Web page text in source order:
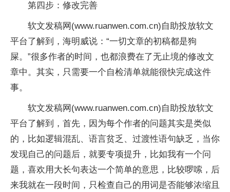
第四步：修改完善
软文发稿网(www.ruanwen.com.cn)自助投放软文
平台了解到，海明威说：“一切文章的初稿都是狗
屎。”很多作者的时间，也都浪费在了无止境的修改文
章中。其实，只需要一个自检清单就能很快完成这件
事。
软文发稿网(www.ruanwen.com.cn)自助投放软文
平台了解到，首先，因为每个作者的问题其实是类似
的，比如逻辑混乱、语言贫乏、过渡性语句缺乏，当你
发现自己的问题后，就要专项提升，比如我有一个问
题，喜欢用大长句表达一个简单的意思，比较啰嗦，后
来我就在一段时间，只检查自己的用词是否能够浓缩且